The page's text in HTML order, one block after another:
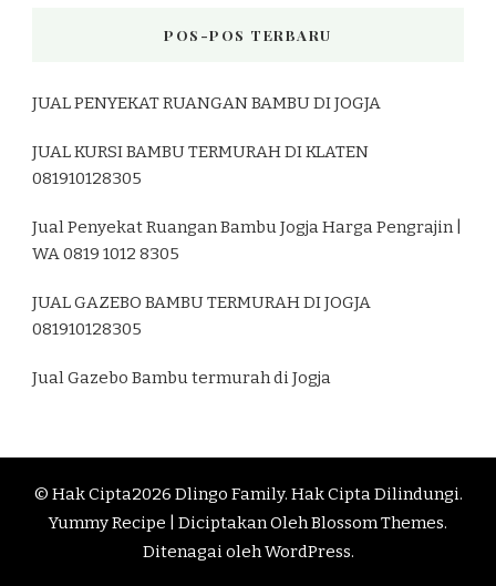
POS-POS TERBARU
JUAL PENYEKAT RUANGAN BAMBU DI JOGJA
JUAL KURSI BAMBU TERMURAH DI KLATEN
081910128305
Jual Penyekat Ruangan Bambu Jogja Harga Pengrajin |
WA 0819 1012 8305
JUAL GAZEBO BAMBU TERMURAH DI JOGJA
081910128305
Jual Gazebo Bambu termurah di Jogja
© Hak Cipta2026 Dlingo Family. Hak Cipta Dilindungi.
Yummy Recipe | Diciptakan OlehBlossom Themes.
Ditenagai olehWordPress.